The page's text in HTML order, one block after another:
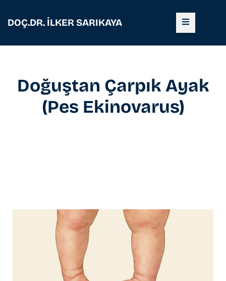
DOÇ.DR. İLKER SARIKAYA
Doğuştan Çarpık Ayak
(Pes Ekinovarus)